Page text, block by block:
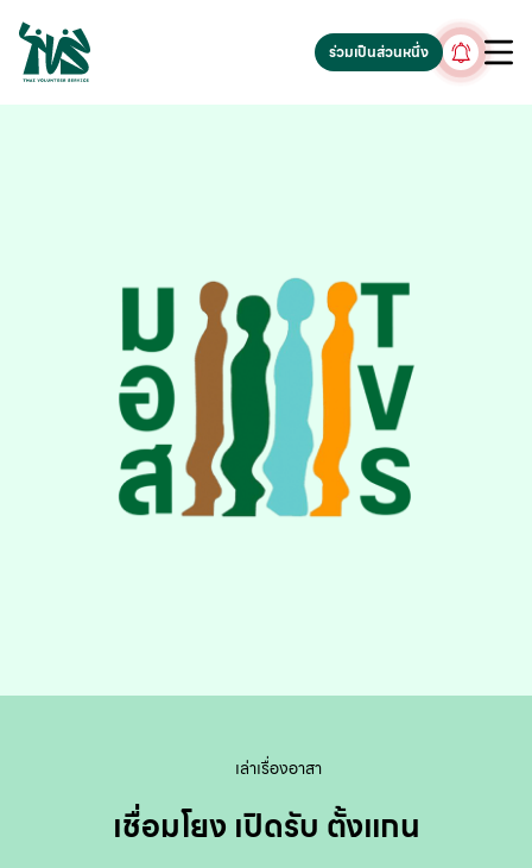
gv-5iuoxpem74qfjw.dv.googlehosted.com
ร่วมเป็นส่วนหนึ่ง
เล่าเรื่องอาสา
เชื่อมโยง เปิดรับ ตั้งแกน